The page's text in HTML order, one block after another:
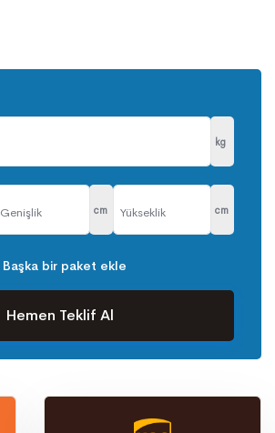
kg
cm cm
Başka bir paket ekle
Hemen Teklif Al